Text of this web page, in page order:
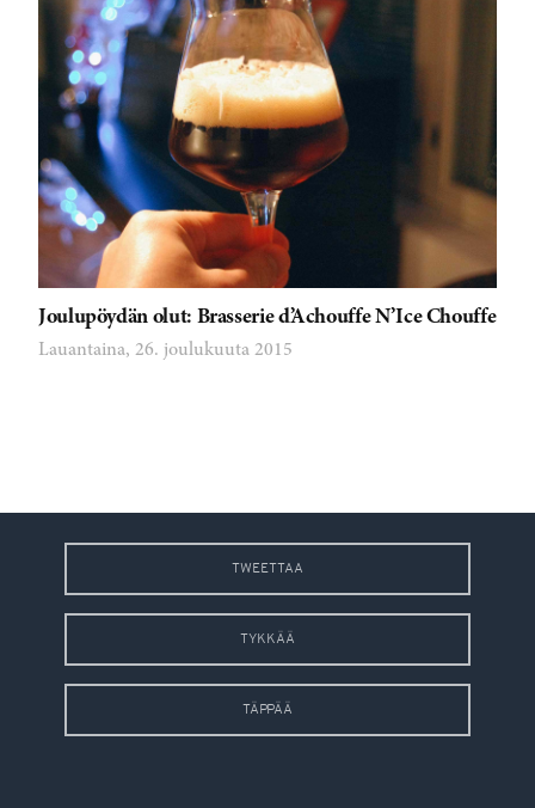
Joulupöydän olut: Brasserie d’Achouffe N’Ice Chouffe
Lauantaina, 26. joulukuuta 2015
TWEETTAA
TYKKÄÄ
TÄPPÄÄ